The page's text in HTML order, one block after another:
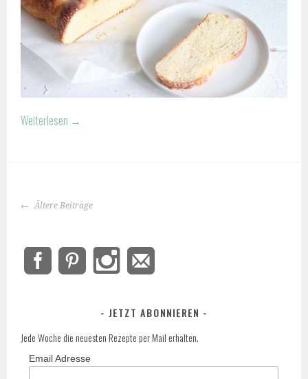
Weiterlesen →
BEITRAGS-
Ältere Beiträge
JETZT ABONNIEREN
Jede Woche die neuesten Rezepte per Mail erhalten.
Email Adresse